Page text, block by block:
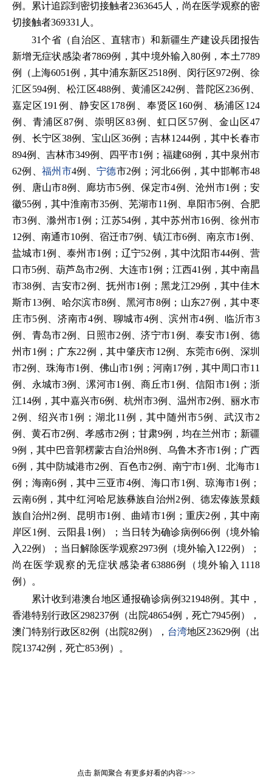
例。累计追踪到密切接触者2363645人，尚在医学观察的密
切接触者369331人。
31个省（自治区、直辖市）和新疆生产建设兵团报告
新增无症状感染者7869例，其中境外输入80例，本土7789
例（上海6051例，其中浦东新区2518例、闵行区972例、徐
汇区594例、松江区488例、黄浦区242例、普陀区236例、
嘉定区191例、静安区178例、奉贤区160例、杨浦区124
例、青浦区87例、崇明区83例、虹口区57例、金山区47
例、长宁区38例、宝山区36例；吉林1244例，其中长春市
894例、吉林市349例、四平市1例；福建68例，其中泉州市
62例、 福州市4例、 宁德市2例；河北66例，其中邯郸市48
例、唐山市8例、廊坊市5例、保定市4例、沧州市1例；安
徽55例，其中淮南市35例、芜湖市11例、阜阳市5例、合肥
市3例、滁州市1例；江苏54例，其中苏州市16例、徐州市
12例、南通市10例、宿迁市7例、镇江市6例、南京市1例、
盐城市1例、泰州市1例；辽宁52例，其中沈阳市44例、营
口市5例、葫芦岛市2例、大连市1例；江西41例，其中南昌
市38例、吉安市2例、抚州市1例；黑龙江29例，其中佳木
斯市13例、哈尔滨市8例、黑河市8例；山东27例，其中枣
庄市5例、济南市4例、聊城市4例、滨州市4例、临沂市3
例、青岛市2例、日照市2例、济宁市1例、泰安市1例、德
州市1例；广东22例，其中肇庆市12例、东莞市6例、深圳
市2例、珠海市1例、佛山市1例；河南17例，其中周口市11
例、永城市3例、漯河市1例、商丘市1例、信阳市1例；浙
江14例，其中嘉兴市6例、杭州市3例、温州市2例、丽水市
2例、绍兴市1例；湖北11例，其中随州市5例、武汉市2
例、黄石市2例、孝感市2例；甘肃9例，均在兰州市；新疆
9例，其中巴音郭楞蒙古自治州8例、乌鲁木齐市1例；广西
6例，其中防城港市2例、百色市2例、南宁市1例、北海市1
例；海南6例，其中三亚市4例、海口市1例、琼海市1例；
云南6例，其中红河哈尼族彝族自治州2例、德宏傣族景颇
族自治州2例、昆明市1例、曲靖市1例；重庆2例，其中南
岸区1例、云阳县1例）；当日转为确诊病例66例（境外输
入22例）；当日解除医学观察2973例（境外输入122例）；
尚在医学观察的无症状感染者63886例（境外输入1118
例）。
累计收到港澳台地区通报确诊病例321948例。其中，
香港特别行政区298237例（出院48654例，死亡7945例），
澳门特别行政区82例（出院82例）， 台湾地区23629例（出
院13742例，死亡853例）。
点击 新闻聚合有更多好看的内容>>>